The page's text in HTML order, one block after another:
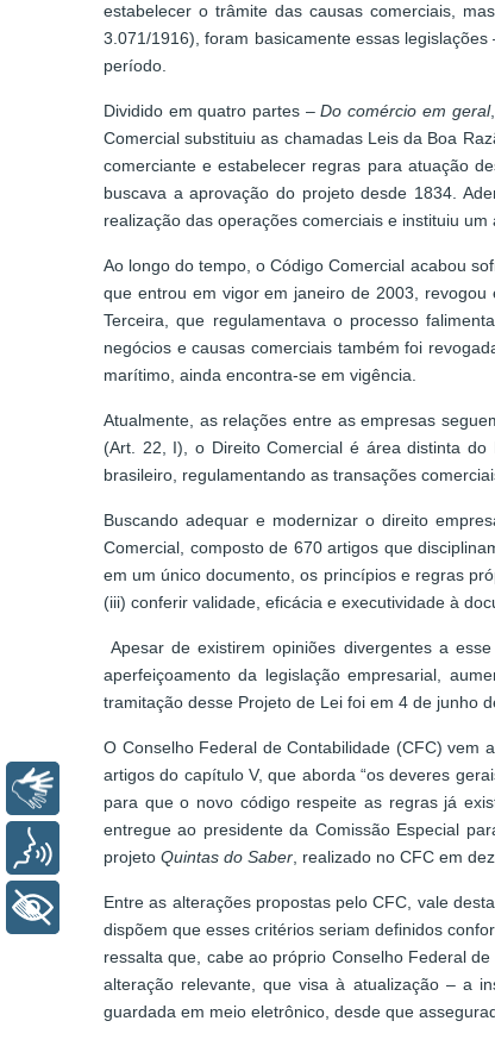
estabelecer o trâmite das causas comerciais,
3.071/1916), foram basicamente essas
período.
Dividido em quatro partes –Do comércio em geral,
Comercial substituiu as chamadas Leis da Boa
comerciante e estabelecer regras para atuação
buscava a aprovação do projeto desde 1834.
realização das operações comerciais e instituiu
Ao longo do tempo, o Código Comercial acabou
que entrou em vigor em janeiro de 2003,
Terceira, que regulamentava o processo
negócios e causas comerciais também foi
marítimo, ainda encontra-se em vigência.
Atualmente, as relações entre as empresas
(Art. 22, I), o Direito Comercial é área distinta
brasileiro, regulamentando as transações
Buscando adequar e modernizar o direito
Comercial, composto de 670 artigos que
em um único documento, os princípios e regras
(iii) conferir validade, eficácia e executividade à
Apesar de existirem opiniões divergentes a
aperfeiçoamento da legislação empresarial,
tramitação desse Projeto de Lei foi em 4 de junho
O Conselho Federal de Contabilidade (CFC) vem
artigos do capítulo V, que aborda “os deveres
para que o novo código respeite as regras já
entregue ao presidente da Comissão Especial
projeto Quintas do Saber, realizado no CFC em
Entre as alterações propostas pelo CFC, vale
dispõem que esses critérios seriam definidos
ressalta que, cabe ao próprio Conselho Federal
alteração relevante, que visa à atualização – a
guardada em meio eletrônico, desde que
Libras
+ Acessibilidade